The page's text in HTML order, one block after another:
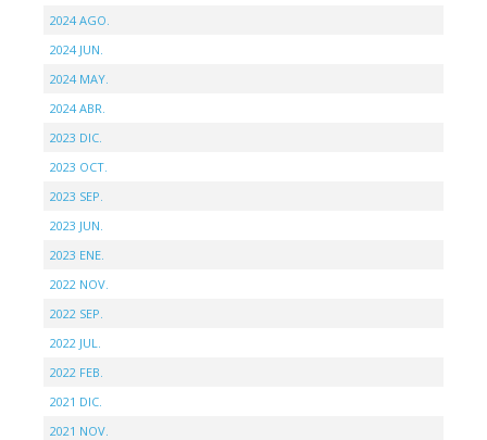
2024 AGO.
2024 JUN.
2024 MAY.
2024 ABR.
2023 DIC.
2023 OCT.
2023 SEP.
2023 JUN.
2023 ENE.
2022 NOV.
2022 SEP.
2022 JUL.
2022 FEB.
2021 DIC.
2021 NOV.